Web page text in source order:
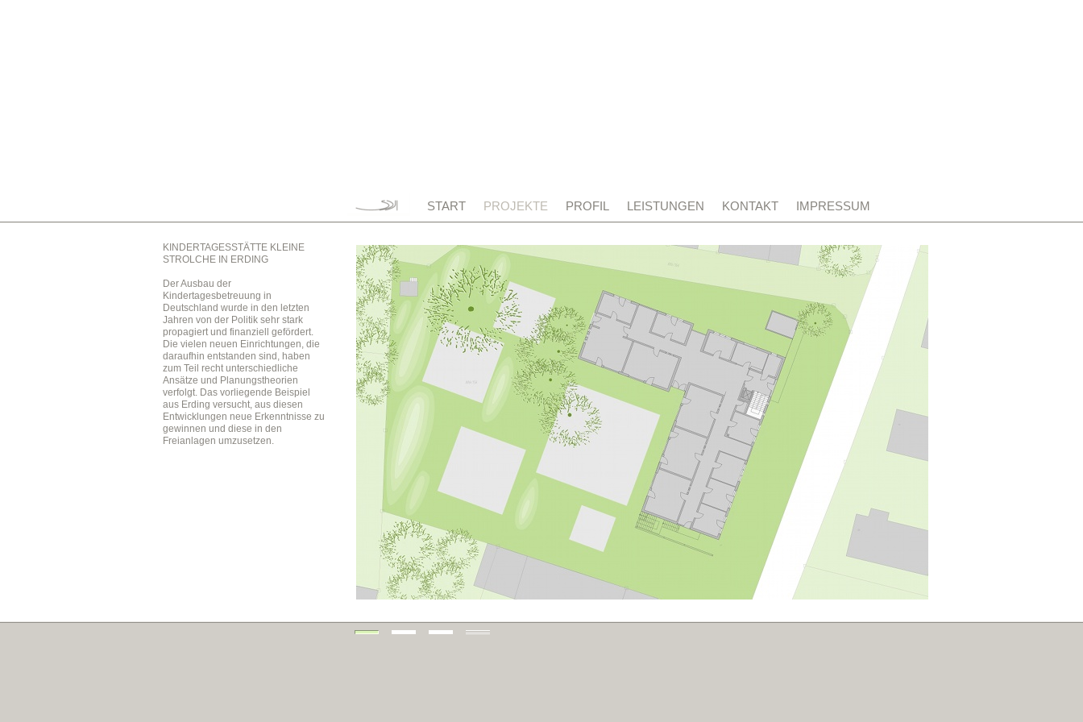
START PROJEKTE PROFIL LEISTUNGEN KONTAKT IMPRESSUM
KINDERTAGESSTÄTTE KLEINE
STROLCHE IN ERDING
Der Ausbau der
Kindertagesbetreuung in
Deutschland wurde in den letzten
Jahren von der Politik sehr stark
propagiert und finanziell gefördert.
Die vielen neuen Einrichtungen, die
daraufhin entstanden sind, haben
zum Teil recht unterschiedliche
Ansätze und Planungstheorien
verfolgt. Das vorliegende Beispiel
aus Erding versucht, aus diesen
Entwicklungen neue Erkenntnisse zu
gewinnen und diese in den
Freianlagen umzusetzen.